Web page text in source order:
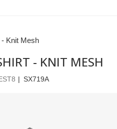
Knit Mesh
- KNIT MESH
SX719A